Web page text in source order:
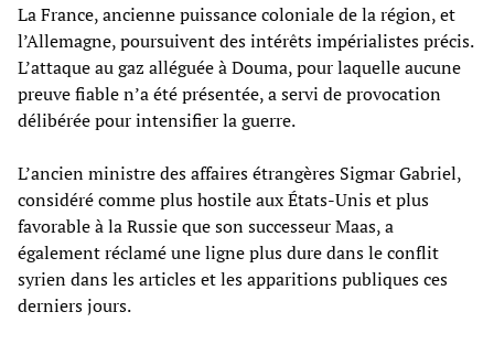
La France, ancienne puissance coloniale de la région, et
l’Allemagne, poursuivent des intérêts impérialistes précis.
L’attaque au gaz alléguée à Douma, pour laquelle aucune
preuve fiable n’a été présentée, a servi de provocation
délibérée pour intensifier la guerre.
L’ancien ministre des affaires étrangères Sigmar Gabriel,
considéré comme plus hostile aux États-Unis et plus
favorable à la Russie que son successeur Maas, a
également réclamé une ligne plus dure dans le conflit
syrien dans les articles et les apparitions publiques ces
derniers jours.